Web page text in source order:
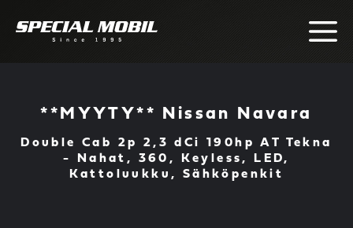
**MYYTY** Nissan Navara
Double Cab 2p 2,3 dCi 190hp AT Tekna
- Nahat, 360, Keyless, LED,
Kattoluukku, Sähköpenkit